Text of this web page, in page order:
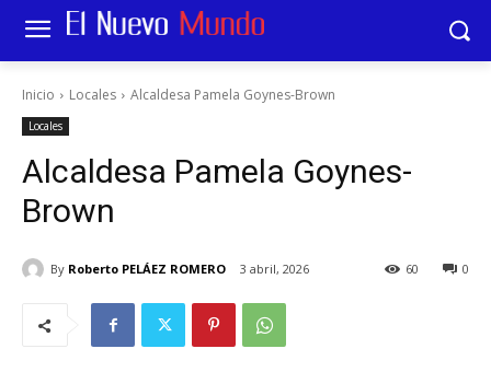
Inicio Locales Alcaldesa Pamela Goynes-Brown
Locales
Alcaldesa Pamela Goynes-
Brown
By Roberto PELÁEZ ROMERO 3 abril, 2026 0
60